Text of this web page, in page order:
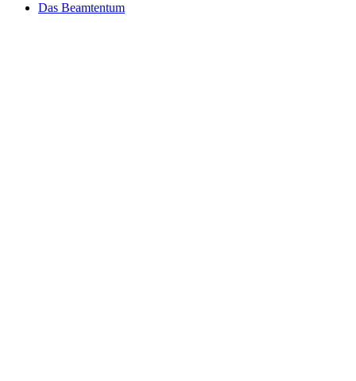
Das Beamtentum